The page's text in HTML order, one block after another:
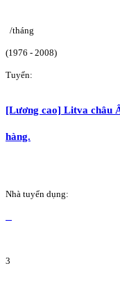
/tháng
(1976 - 2008)
Tuyển:
[Lương cao] Litva châu
hàng.
Nhà tuyển dụng:
3